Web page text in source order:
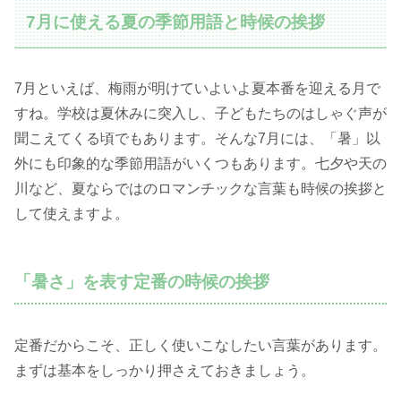
7月に使える夏の季節用語と時候の挨拶
7月といえば、梅雨が明けていよいよ夏本番を迎える月で
すね。学校は夏休みに突入し、子どもたちのはしゃぐ声が
聞こえてくる頃でもあります。そんな7月には、「暑」以
外にも印象的な季節用語がいくつもあります。七夕や天の
川など、夏ならではのロマンチックな言葉も時候の挨拶と
して使えますよ。
「暑さ」を表す定番の時候の挨拶
定番だからこそ、正しく使いこなしたい言葉があります。
まずは基本をしっかり押さえておきましょう。